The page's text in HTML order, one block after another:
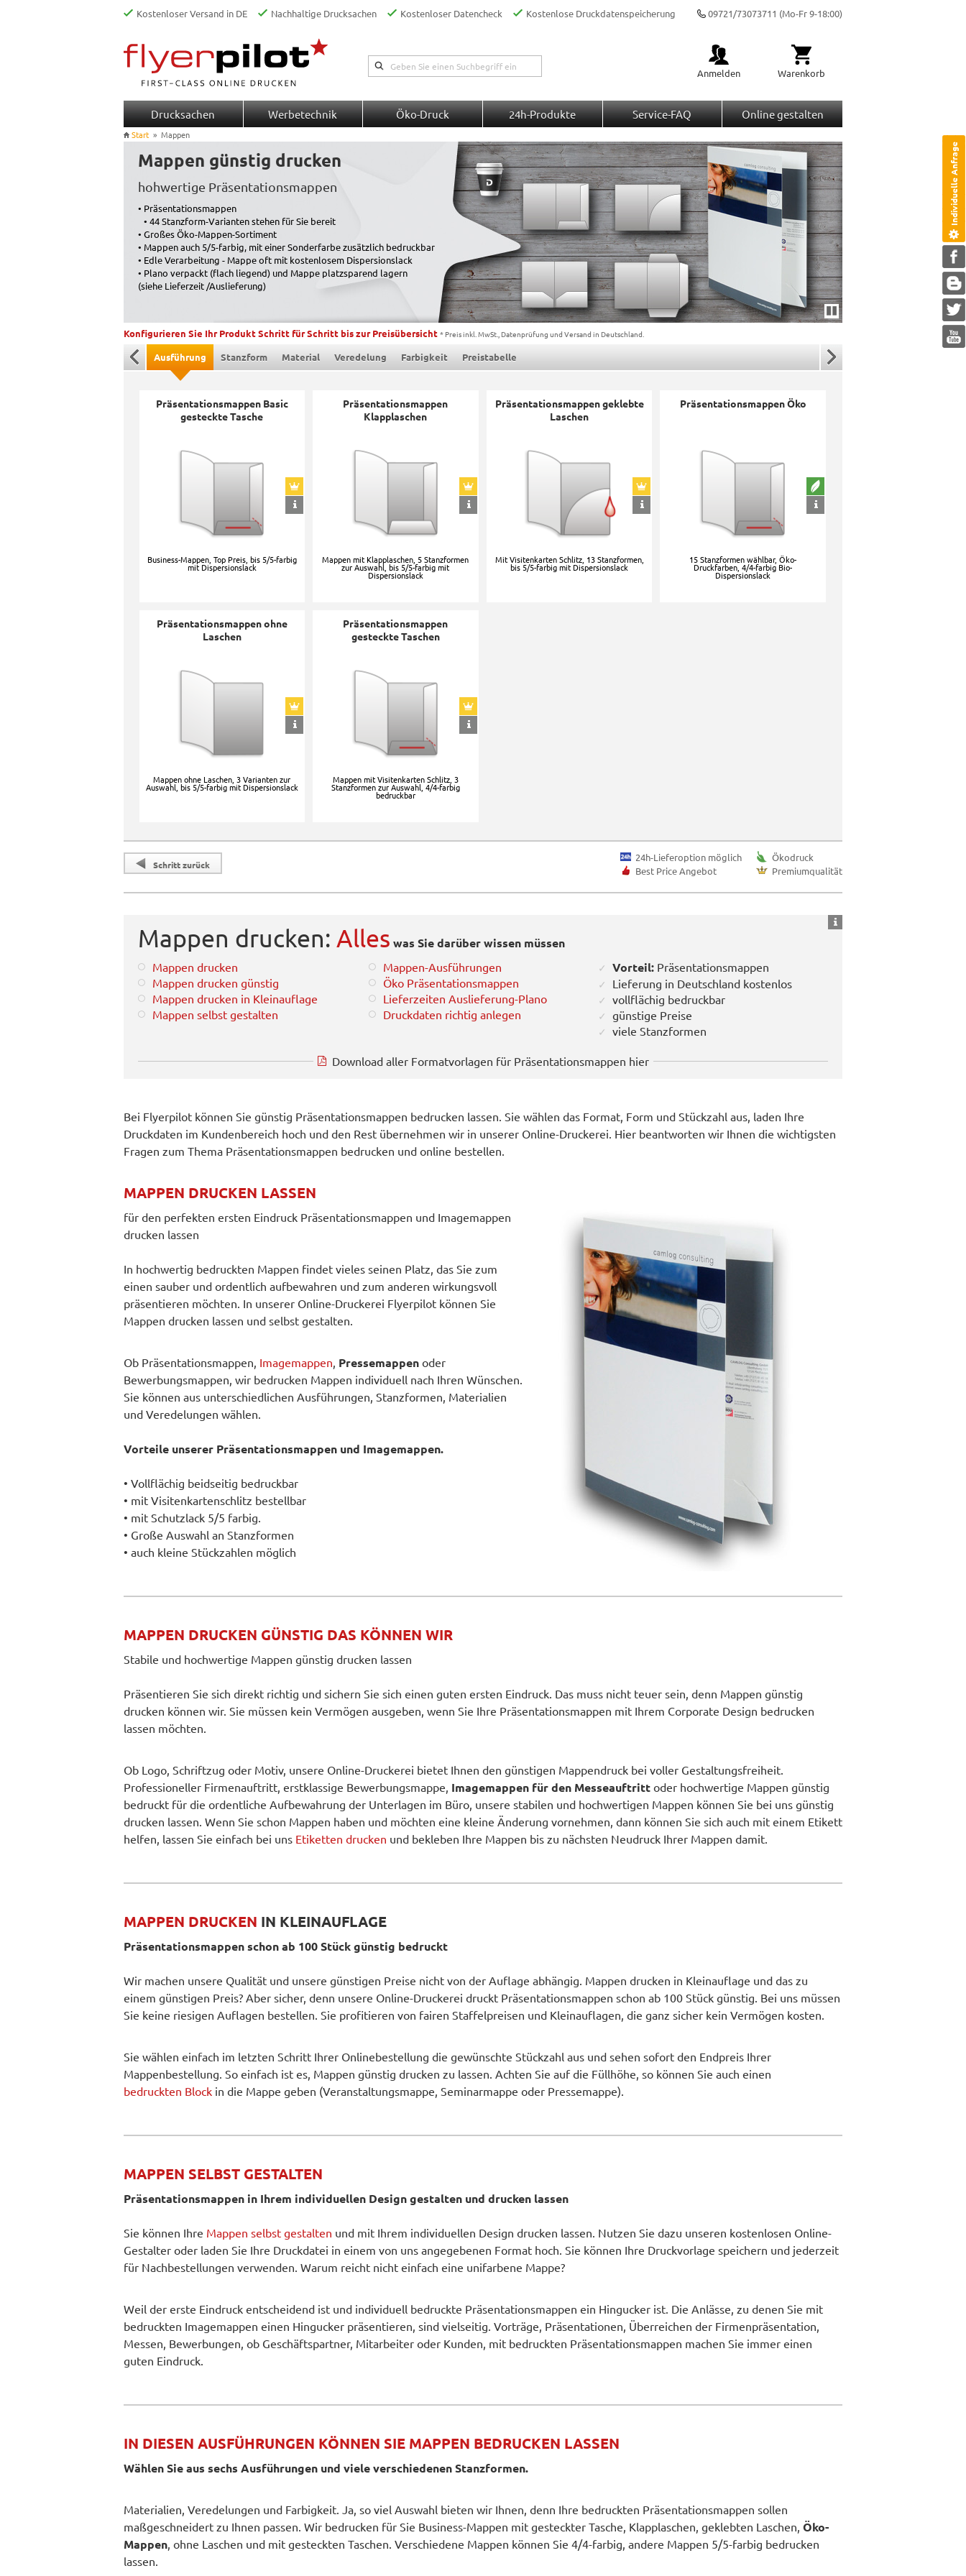
Kostenloser Versand in DE Nachhaltige Drucksachen Kostenloser Datencheck Kostenlose Druckdatenspeicherung 09721/73073711 (Mo-Fr 9-18:00)
Anmelden Warenkorb
Drucksachen Werbetechnik Öko-Druck 24h-Produkte Service-FAQ Online gestalten
Start » Mappen
Mappen günstig drucken
hohwertige Präsentationsmappen
• Präsentationsmappen
• 44 Stanzform-Varianten stehen für Sie bereit
• Großes Öko-Mappen-Sortiment
• Mappen auch 5/5-farbig, mit einer Sonderfarbe zusätzlich bedruckbar
• Edle Verarbeitung - Mappe oft mit kostenlosem Dispersionslack
• Plano verpackt (flach liegend) und Mappe platzsparend lagern
(siehe Lieferzeit /Auslieferung)
Pause
Konfigurieren Sie Ihr Produkt Schritt für Schritt bis zur Preisübersicht * Preis inkl. MwSt., Datenprüfung und Versand in Deutschland.
Ausführung Stanzform Material Veredelung Farbigkeit Preistabelle
Präsentationsmappen Basic
gesteckte Tasche
Business-Mappen, Top Preis, bis 5/5-farbig
mit Dispersionslack
Präsentationsmappen
Klapplaschen
Mappen mit Klapplaschen, 5 Stanzformen
zur Auswahl, bis 5/5-farbig mit
Dispersionslack
Präsentationsmappen geklebte
Laschen
Mit Visitenkarten Schlitz, 13 Stanzformen,
bis 5/5-farbig mit Dispersionslack
Präsentationsmappen Öko
15 Stanzformen wählbar, Öko-
Druckfarben, 4/4-farbig Bio-
Dispersionslack
Präsentationsmappen ohne
Laschen
Mappen ohne Laschen, 3 Varianten zur
Auswahl, bis 5/5-farbig mit Dispersionslack
Präsentationsmappen
gesteckte Taschen
Mappen mit Visitenkarten Schlitz, 3
Stanzformen zur Auswahl, 4/4-farbig
bedruckbar
Schritt zurück
24h-Lieferoption möglich
Best Price Angebot
Ökodruck
Premiumqualität
Mappen drucken: Alles was Sie darüber wissen müssen
Mappen drucken
Mappen drucken günstig
Mappen drucken in Kleinauflage
Mappen selbst gestalten
Mappen-Ausführungen
Öko Präsentationsmappen
Lieferzeiten Auslieferung-Plano
Druckdaten richtig anlegen
Vorteil: Präsentationsmappen
Lieferung in Deutschland kostenlos
vollflächig bedruckbar
günstige Preise
viele Stanzformen
Download aller Formatvorlagen für Präsentationsmappen hier
Bei Flyerpilot können Sie günstig Präsentationsmappen bedrucken lassen. Sie wählen das Format, Form und Stückzahl aus, laden Ihre
Druckdaten im Kundenbereich hoch und den Rest übernehmen wir in unserer Online-Druckerei. Hier beantworten wir Ihnen die wichtigsten
Fragen zum Thema Präsentationsmappen bedrucken und online bestellen.
MAPPEN DRUCKEN LASSEN
für den perfekten ersten Eindruck Präsentationsmappen und Imagemappen
drucken lassen
In hochwertig bedruckten Mappen findet vieles seinen Platz, das Sie zum
einen sauber und ordentlich aufbewahren und zum anderen wirkungsvoll
präsentieren möchten. In unserer Online-Druckerei Flyerpilot können Sie
Mappen drucken lassen und selbst gestalten.
Ob Präsentationsmappen, Imagemappen, Pressemappen oder
Bewerbungsmappen, wir bedrucken Mappen individuell nach Ihren Wünschen.
Sie können aus unterschiedlichen Ausführungen, Stanzformen, Materialien
und Veredelungen wählen.
Vorteile unserer Präsentationsmappen und Imagemappen.
• Vollflächig beidseitig bedruckbar
• mit Visitenkartenschlitz bestellbar
• mit Schutzlack 5/5 farbig.
• Große Auswahl an Stanzformen
• auch kleine Stückzahlen möglich
MAPPEN DRUCKEN GÜNSTIG DAS KÖNNEN WIR
Stabile und hochwertige Mappen günstig drucken lassen
Präsentieren Sie sich direkt richtig und sichern Sie sich einen guten ersten Eindruck. Das muss nicht teuer sein, denn Mappen günstig
drucken können wir. Sie müssen kein Vermögen ausgeben, wenn Sie Ihre Präsentationsmappen mit Ihrem Corporate Design bedrucken
lassen möchten.
Ob Logo, Schriftzug oder Motiv, unsere Online-Druckerei bietet Ihnen den günstigen Mappendruck bei voller Gestaltungsfreiheit.
Professioneller Firmenauftritt, erstklassige Bewerbungsmappe, Imagemappen für den Messeauftritt oder hochwertige Mappen günstig
bedruckt für die ordentliche Aufbewahrung der Unterlagen im Büro, unsere stabilen und hochwertigen Mappen können Sie bei uns günstig
drucken lassen. Wenn Sie schon Mappen haben und möchten eine kleine Änderung vornehmen, dann können Sie sich auch mit einem Etikett
helfen, lassen Sie einfach bei uns Etiketten drucken und bekleben Ihre Mappen bis zu nächsten Neudruck Ihrer Mappen damit.
MAPPEN DRUCKEN IN KLEINAUFLAGE
Präsentationsmappen schon ab 100 Stück günstig bedruckt
Wir machen unsere Qualität und unsere günstigen Preise nicht von der Auflage abhängig. Mappen drucken in Kleinauflage und das zu
einem günstigen Preis? Aber sicher, denn unsere Online-Druckerei druckt Präsentationsmappen schon ab 100 Stück günstig. Bei uns müssen
Sie keine riesigen Auflagen bestellen. Sie profitieren von fairen Staffelpreisen und Kleinauflagen, die ganz sicher kein Vermögen kosten.
Sie wählen einfach im letzten Schritt Ihrer Onlinebestellung die gewünschte Stückzahl aus und sehen sofort den Endpreis Ihrer
Mappenbestellung. So einfach ist es, Mappen günstig drucken zu lassen. Achten Sie auf die Füllhöhe, so können Sie auch einen
bedruckten Block in die Mappe geben (Veranstaltungsmappe, Seminarmappe oder Pressemappe).
MAPPEN SELBST GESTALTEN
Präsentationsmappen in Ihrem individuellen Design gestalten und drucken lassen
Sie können Ihre Mappen selbst gestalten und mit Ihrem individuellen Design drucken lassen. Nutzen Sie dazu unseren kostenlosen Online-
Gestalter oder laden Sie Ihre Druckdatei in einem von uns angegebenen Format hoch. Sie können Ihre Druckvorlage speichern und jederzeit
für Nachbestellungen verwenden. Warum reicht nicht einfach eine unifarbene Mappe?
Weil der erste Eindruck entscheidend ist und individuell bedruckte Präsentationsmappen ein Hingucker ist. Die Anlässe, zu denen Sie mit
bedruckten Imagemappen einen Hingucker präsentieren, sind vielseitig. Vorträge, Präsentationen, Überreichen der Firmenpräsentation,
Messen, Bewerbungen, ob Geschäftspartner, Mitarbeiter oder Kunden, mit bedruckten Präsentationsmappen machen Sie immer einen
guten Eindruck.
IN DIESEN AUSFÜHRUNGEN KÖNNEN SIE MAPPEN BEDRUCKEN LASSEN
Wählen Sie aus sechs Ausführungen und viele verschiedenen Stanzformen.
Materialien, Veredelungen und Farbigkeit. Ja, so viel Auswahl bieten wir Ihnen, denn Ihre bedruckten Präsentationsmappen sollen
maßgeschneidert zu Ihnen passen. Wir bedrucken für Sie Business-Mappen mit gesteckter Tasche, Klapplaschen, geklebten Laschen, Öko-
Mappen, ohne Laschen und mit gesteckten Taschen. Verschiedene Mappen können Sie 4/4-farbig, andere Mappen 5/5-farbig bedrucken
lassen.
Individuelle Anfrage